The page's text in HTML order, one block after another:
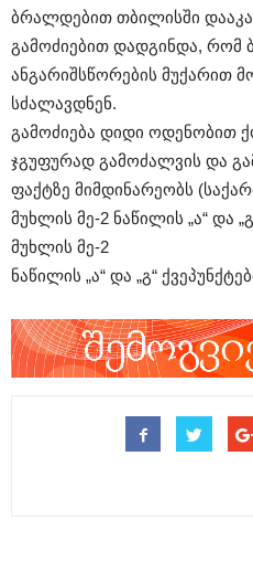
ბრალდებით თბილისში
გამოძიებით დადგინდა, რომ
ანგარიშსწორების მუქარით
სძალავდნენ.
გამოძიება დიდი ოდენობით
ჯგუფურად გამოძალვის და
ფაქტზე მიმდინარეობს
მუხლის მე-2 ნაწილის „ა“ და
მუხლის მე-2
ნაწილის „ა“ და „გ“